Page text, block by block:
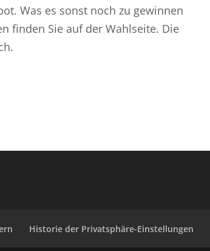
Was es sonst noch zu gewinnen
finden Sie auf der Wahlseite. Die
Historie der Privatsphäre-Einstellungen